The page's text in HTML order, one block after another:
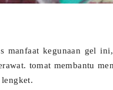
manfaat kegunaan gel
tomat membantu
lengket.